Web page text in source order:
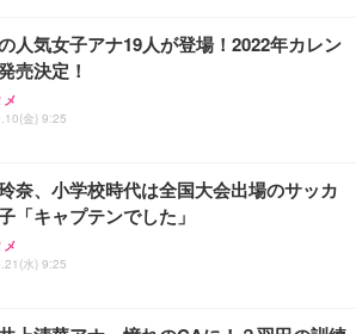
しゃれ パソコンチェア (ブラック)
オフィスチェア デスクチェア 疲れない テレ
チェア 強化バックレスト 30度ロッキング機
工学 椅子 腰サポート 90度跳ね上げ式アーム
しゃれ パソコンチェア (ホワイト)
オフィスチェア デスクチェア 肘なし メ
通気性 ランバーサポート付き 腰サポート ガ
段階昇降 360度回転 キャスター付き コンパク
済み品】Dell E2724HS 27インチ 液晶モニタ
HD（1920×1080）VA 非光沢 HDMI/DisplayP
スピーカー内蔵 高さ調整 スイベル VESA対
24.5inch/280Hz/FHD】GRAPHT THE S
Gaming Monitor 24” Essential ゲーミン
ター QD 24.5インチ 1ms FHD 量子ドット 残
Basic(スマートベーシック) 【Amazon.co.jp
Smart Basic アイリスオーヤマ ペットシーツ
お徳用 ワイド 100枚入 (x 1) (ケース販売)
スオーヤマ ペットシーツ 超厚型 お徳用 レギ
200枚入【Amazon.co.jp限定】
人気女子アナ19人が登場！2022年カレン
売決定！
金) 9:25
奈、小学校時代は全国大会出場のサッカ
「キャプテンでした」
水) 9:25